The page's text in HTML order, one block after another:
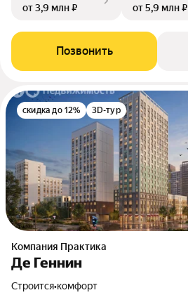
от 3,9 млн ₽
от 5,9 млн ₽
Позвонить
скидка до 12% 3D-тур
Компания Практика
Де Геннин
Строится•комфорт